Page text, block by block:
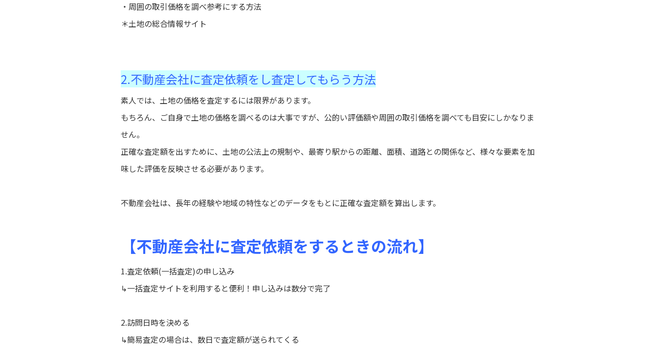
・周囲の取引価格を調べ参考にする方法
＊土地の総合情報サイト
2.不動産会社に査定依頼をし査定してもらう方法
素人では、土地の価格を査定するには限界があります。
もちろん、ご自身で土地の価格を調べるのは大事ですが、公的い評価額や周囲の取引価格を調べても目安にしかなりま
せん。
正確な査定額を出すために、土地の公法上の規制や、最寄り駅からの距離、面積、道路との関係など、様々な要素を加
味した評価を反映させる必要があります。
不動産会社は、長年の経験や地域の特性などのデータをもとに正確な査定額を算出します。
【不動産会社に査定依頼をするときの流れ】
1.査定依頼(一括査定)の申し込み
↳一括査定サイトを利用すると便利！申し込みは数分で完了
2.訪問日時を決める
↳簡易査定の場合は、数日で査定額が送られてくる